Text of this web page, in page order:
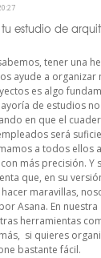
tu estudio de
tener una
ayude a organizar
es algo
de estudios
en que el
será
a todos ellos
más precisión. Y
que, en su
maravillas,
Asana. En
herramientas
si quieres
bastante fácil.